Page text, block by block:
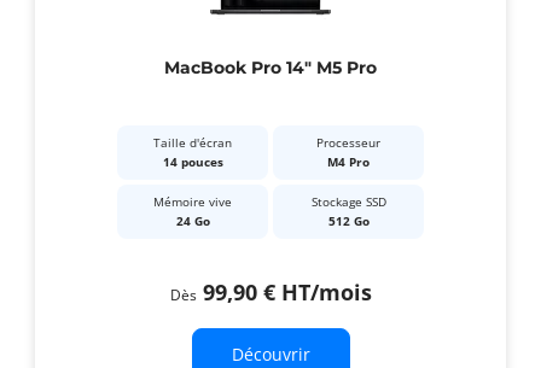
MacBook Pro 14" M5 Pro
Taille d'écran
14 pouces
Processeur
M4 Pro
Mémoire vive
24 Go
Stockage SSD
512 Go
Dès 99,90 € HT/mois
Découvrir